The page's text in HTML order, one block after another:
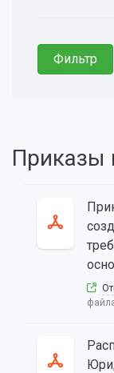
Приказы